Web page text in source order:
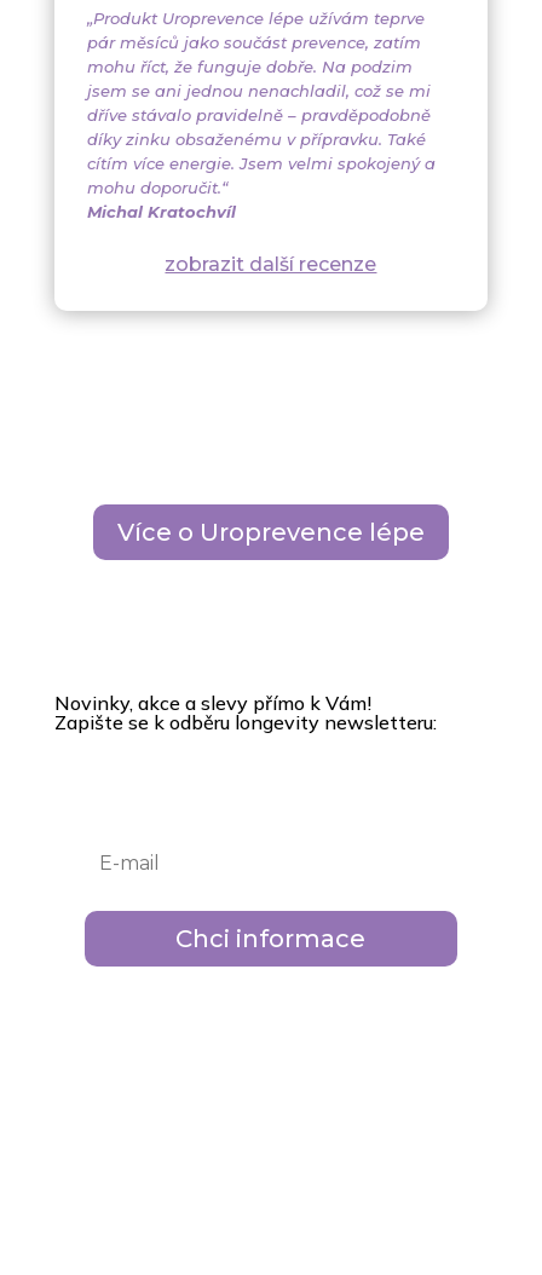
„Produkt Uroprevence lépe užívám teprve
pár měsíců jako součást prevence, zatím
mohu říct, že funguje dobře. Na podzim
jsem se ani jednou nenachladil, což se mi
dříve stávalo pravidelně – pravděpodobně
díky zinku obsaženému v přípravku. Také
cítím více energie. Jsem velmi spokojený a
mohu doporučit.“
Michal Kratochvíl
zobrazit další recenze
Více o Uroprevence lépe
Novinky, akce a slevy přímo k Vám!
Zapište se k odběru longevity newsletteru:
Chci informace